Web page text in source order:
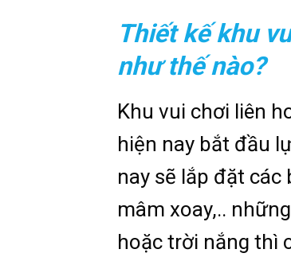
Thiết kế khu
như thế nào?
Khu vui chơi liên
hiện nay bắt đầu
nay sẽ lắp đặt
mâm xoay,..
hoặc trời nắng thì